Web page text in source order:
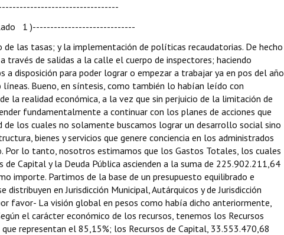
1 )-----------------------------
de las tasas; y la implementación de políticas recaudatorias. De hecho
través de salidas a la calle el cuerpo de inspectores; haciendo
disposición para poder lograr o empezar a trabajar ya en pos del año
Bueno, en síntesis, como también lo habían leído con
la realidad económica, a la vez que sin perjuicio de la limitación de
fundamentalmente a continuar con los planes de acciones que
los cuales no solamente buscamos lograr un desarrollo social sino
bienes y servicios que genere conciencia en los administrados
Por lo tanto, nosotros estimamos que los Gastos Totales, los cuales
Capital y la Deuda Pública ascienden a la suma de 225.902.211,64
importe. Partimos de la base de un presupuesto equilibrado e
en Jurisdicción Municipal, Autárquicos y de Jurisdicción
favor- La visión global en pesos como había dicho anteriormente,
el carácter económico de los recursos, tenemos los Recursos
representan el 85,15%; los Recursos de Capital, 33.553.470,68